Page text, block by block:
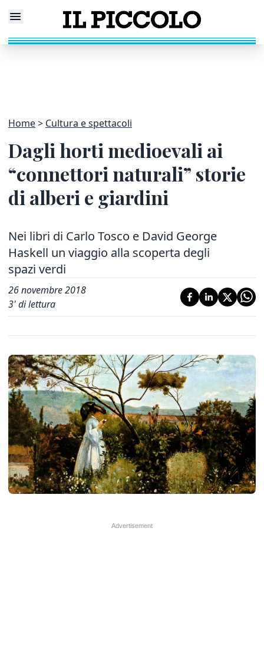
Home Cultura e spettacoli
Dagli horti medioevali ai
“connettori naturali” storie
di alberi e giardini
Nei libri di Carlo Tosco e David George
Haskell un viaggio alla scoperta degli
spazi verdi
26 novembre 2018
3' di lettura